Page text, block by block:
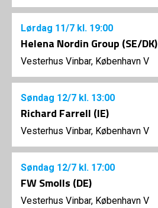
Lørdag 11/7 kl. 19:00
Helena Nordin Group (SE/DK)
Vesterhus Vinbar, København V
Søndag 12/7 kl. 13:00
Richard Farrell (IE)
Vesterhus Vinbar, København V
Søndag 12/7 kl. 17:00
FW Smolls (DE)
Vesterhus Vinbar, København V